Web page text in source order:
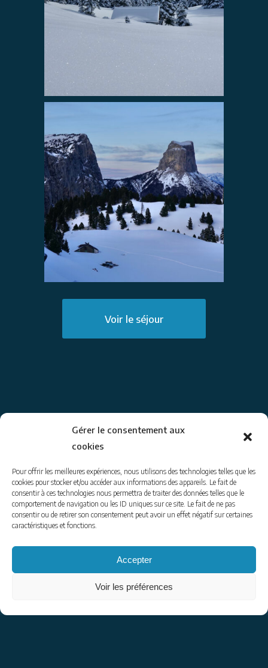
Gérer le consentement aux
cookies
Pour offrir les meilleures expériences, nous utilisons des technologies telles que les
cookies pour stocker et/ou accéder aux informations des appareils. Le fait de
consentir à ces technologies nous permettra de traiter des données telles que le
comportement de navigation ou les ID uniques sur ce site. Le fait de ne pas
consentir ou de retirer son consentement peut avoir un effet négatif sur certaines
caractéristiques et fonctions.
Accepter
Voir les préférences
Voir le séjour
Coralie Goussot – accompagnatrice en montagne
tel : 06 74 50 26 62 | email : contact@coraliegoussot.com
mentions légales|envoyer un message